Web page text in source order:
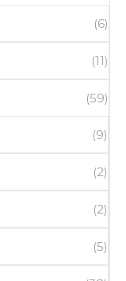
(6)
(11)
(59)
(9)
(2)
(2)
(5)